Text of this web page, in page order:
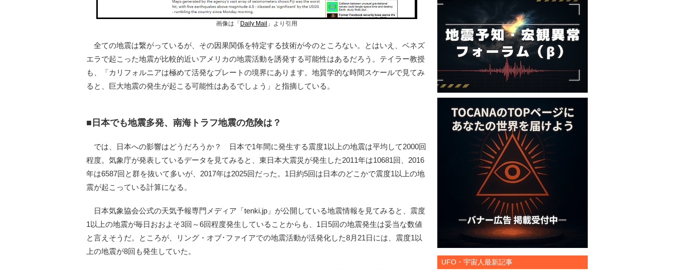
画像は「 Daily Mail 」より引用
全ての地震は繋がっているが、その因果関係を特定する技術が今のところない。とはいえ、ベネズ
エラで起こった地震が比較的近いアメリカの地震活動を誘発する可能性はあるだろう。テイラー教授
も、「カリフォルニアは極めて活発なプレートの境界にあります。地質学的な時間スケールで見てみ
ると、巨大地震の発生が起こる可能性はあるでしょう」と指摘している。
■日本でも地震多発、南海トラフ地震の危険は？
では、日本への影響はどうだろうか？ 日本で1年間に発生する震度1以上の地震は平均して2000回
程度。気象庁が発表しているデータを見てみると、東日本大震災が発生した2011年は10681回、2016
年は6587回と群を抜いて多いが、2017年は2025回だった。1日約5回は日本のどこかで震度1以上の地
震が起こっている計算になる。
日本気象協会公式の天気予報専門メディア「tenki.jp」が公開している地震情報を見てみると、震度
1以上の地震が毎日おおよそ3回～6回程度発生していることからも、1日5回の地震発生は妥当な数値
と言えそうだ。ところが、リング・オブ･ファイアでの地震活動が活発化した8月21日には、震度1以
上の地震が8回も発生していた。
UFO・宇宙人最新記事